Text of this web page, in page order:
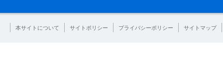
本サイトについて サイトポリシー プライバシーポリシー サイトマップ